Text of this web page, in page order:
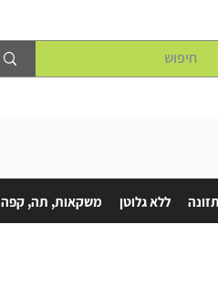
ללא גלוטן משקאות, תה, קפה